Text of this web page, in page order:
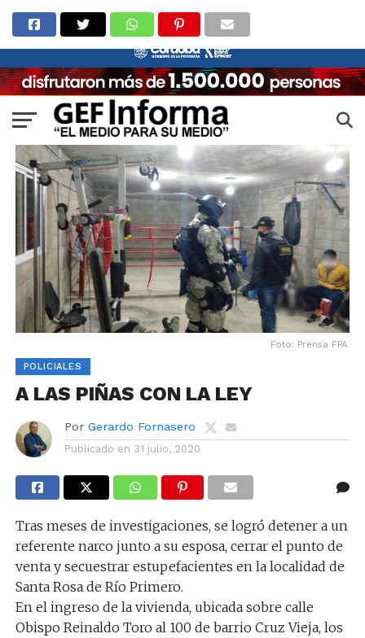
Foto: Prensa FPA.
POLICIALES
A LAS PIÑAS CON LA LEY
Por Gerardo Fornasero
Publicado en 31 julio, 2020
Tras meses de investigaciones, se logró detener a un
referente narco junto a su esposa, cerrar el punto de
venta y secuestrar estupefacientes en la localidad de
Santa Rosa de Río Primero.
En el ingreso de la vivienda, ubicada sobre calle
Obispo Reinaldo Toro al 100 de barrio Cruz Vieja, los